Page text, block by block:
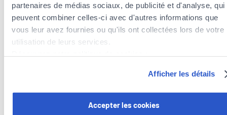
partenaires de médias sociaux, de publicité et d'analyse, qui
peuvent combiner celles-ci avec d'autres informations que
vous leur avez fournies ou qu'ils ont collectées lors de votre
utilisation de leurs services.
Vous avez la possibilité de retirer votre consentement à tout
Afficher les détails
Accepter les cookies
Commentaire
Assurances, Foyer Vie, Raiffeisen Vie, Foyer Distribution, Nexfin)est